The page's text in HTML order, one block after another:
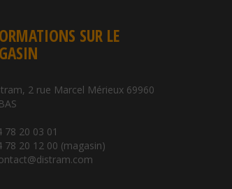
SUR LE
2 rue Marcel Mérieux 69960
78 20 03 01
78 20 12 00 (magasin)